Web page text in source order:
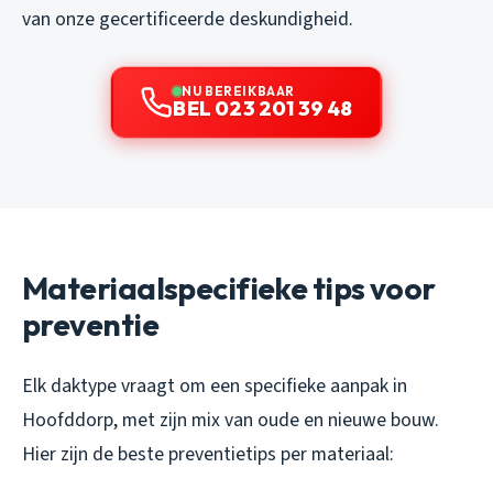
van onze gecertificeerde deskundigheid.
NU BEREIKBAAR
BEL 023 201 39 48
Materiaalspecifieke tips voor
preventie
Elk daktype vraagt om een specifieke aanpak in
Hoofddorp, met zijn mix van oude en nieuwe bouw.
Hier zijn de beste preventietips per materiaal: